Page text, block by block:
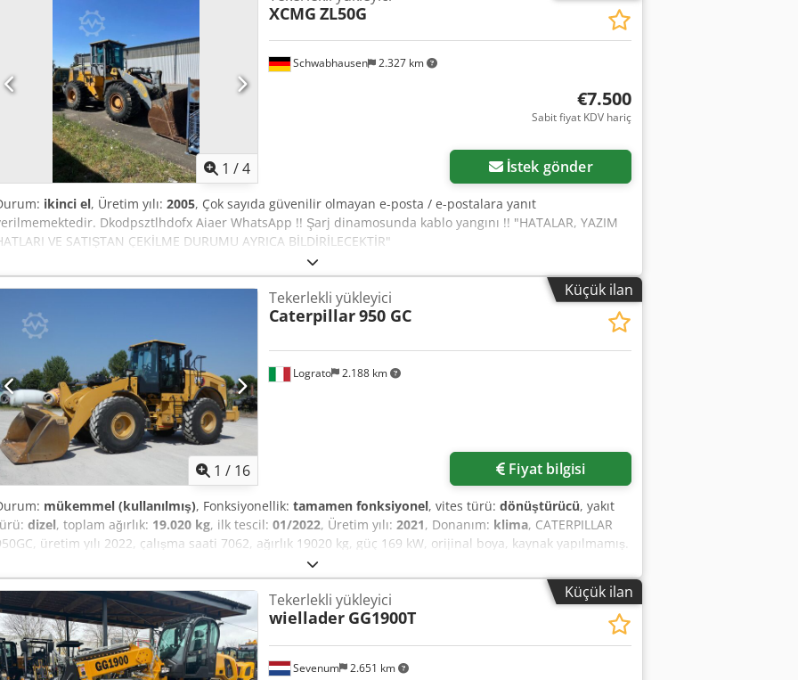
1 /4
Schwabhausen 2.327 km
XCMG ZL50G
€7.500
Sabit fiyat KDV hariç
İstek gönder
ikinci el, Üretim yılı: 2005, Çok sayıda güvenilir olmayan e-posta / e-postalara yanıt
Dkodpsztlhdofx Aiaer WhatsApp !! Şarj dinamosunda kablo yangını !! "HATALAR, YAZIM
VE SATIŞTAN ÇEKİLME DURUMU AYRICA BİLDİRİLECEKTİR"
Küçük ilan
1 / 16
Lograto 2.188 km
Tekerlekli yükleyici
Caterpillar950 GC
Fiyat bilgisi
mükemmel (kullanılmış), Fonksiyonellik: tamamen fonksiyonel, vites türü: dönüştürücü, yakıt
dizel, toplam ağırlık: 19.020 kg, ilk tescil: 01/2022, Üretim yılı: 2021, Donanım: klima, CATERPILLAR
üretim yılı 2022, çalışma saati 7062, ağırlık 19020 kg, güç 169 kW, orijinal boya, kaynak yapılmamış.
Küçük ilan
Sevenum 2.651 km
Tekerlekli yükleyici
wiellader GG1900T